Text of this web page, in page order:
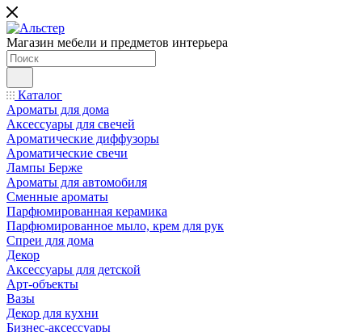
Магазин мебели и предметов интерьера
Каталог
Ароматы для дома
Аксессуары для свечей
Ароматические диффузоры
Ароматические свечи
Лампы Берже
Ароматы для автомобиля
Сменные ароматы
Парфюмированная керамика
Парфюмированное мыло, крем для рук
Спреи для дома
Декор
Аксессуары для детской
Арт-объекты
Вазы
Декор для кухни
Бизнес-аксессуары